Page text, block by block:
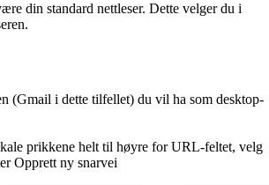
din standard nettleser. Dette velger du i
(Gmail i dette tilfellet) du vil ha som desktop-
prikkene helt til høyre for URL-feltet, velg
Opprett ny snarvei